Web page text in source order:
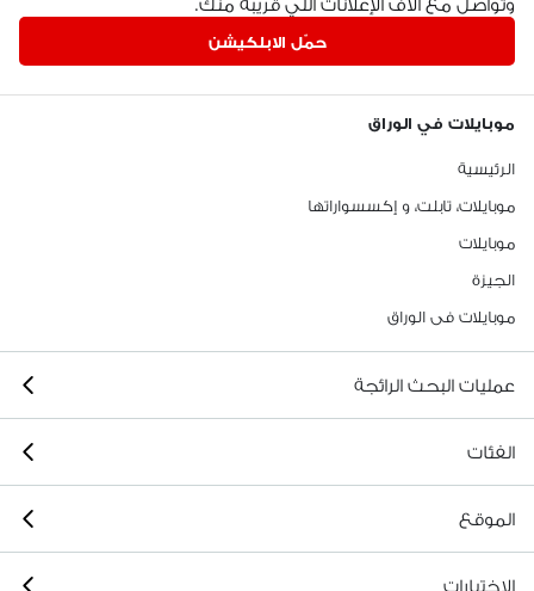
حمّل الابلكيشن
موبايلات في الوراق
الرئيسية
موبايلات، تابلت، و إكسسواراتها
موبايلات
الجيزة
موبايلات فى الوراق
عمليات البحث الرائجة
الفئات
الموقع
الاختيارات